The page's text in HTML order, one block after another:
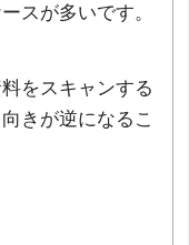
スが多いです。
をスキャンする
きが逆になるこ